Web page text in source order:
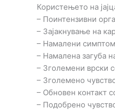
Користењето на
– Поинтензивни
– Зајакнување на
– Намалени
– Намалена загуба
– Зголемени врски
– Зголемено
– Обновен контакт
– Подобрено